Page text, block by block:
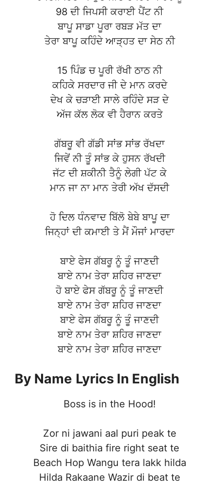
98 ਦੀ ਜਿਪਸੀ ਕਰਾਈ ਪੈਂਟ ਨੀ
ਬਾਪੂ ਸਾਡਾ ਪੂਰਾ ਰਬੜ ਮੱਤ ਦਾ
ਤੇਰਾ ਬਾਪੂ ਕਹਿੰਦੇ ਆੜ੍ਹਤ ਦਾ ਸੇਠ ਨੀ
15 ਪਿੰਡ ਚ ਪੂਰੀ ਰੱਖੀ ਠਾਠ ਨੀ
ਕਹਿਕੇ ਸਰਦਾਰ ਜੀ ਦੇ ਮਾਨ ਕਰਦੇ
ਦੇਖ ਕੇ ਚੜਾਈ ਸਾਲੇ ਰਹਿੰਦੇ ਸੜ ਦੇ
ਅੱਜ ਕੱਲ ਲੋਕ ਵੀ ਹੈਰਾਨ ਕਰਤੇ
ਗੱਬਰੂ ਵੀ ਗੱਡੀ ਸਾਂਭ ਸਾਂਭ ਰੱਖਦਾ
ਜਿਵੇਂ ਨੀ ਤੂੰ ਸਾਂਭ ਕੇ ਹੁਸਨ ਰੱਖਦੀ
ਜੱਟ ਦੀ ਸ਼ਕੀਨੀ ਤੈਨੂੰ ਲੇਗੀ ਪੱਟ ਕੇ
ਮਾਨ ਜਾ ਨਾ ਮਾਨ ਤੇਰੀ ਅੱਖ ਦੱਸਦੀ
ਹੋ ਦਿਲ ਧੰਨਵਾਦ ਬਿੱਲੋ ਬੇਬੇ ਬਾਪੂ ਦਾ
ਜਿਨ੍ਹਾਂ ਦੀ ਕਮਾਈ ਤੇ ਮੈਂ ਮੌਜਾਂ ਮਾਰਦਾ
ਬਾਏ ਫੇਸ ਗੱਬਰੂ ਨੂੰ ਤੂੰ ਜਾਣਦੀ
ਬਾਏ ਨਾਮ ਤੇਰਾ ਸ਼ਹਿਰ ਜਾਣਦਾ
ਹੋ ਬਾਏ ਫੇਸ ਗੱਬਰੂ ਨੂੰ ਤੂੰ ਜਾਣਦੀ
ਬਾਏ ਨਾਮ ਤੇਰਾ ਸ਼ਹਿਰ ਜਾਣਦਾ
ਬਾਏ ਫੇਸ ਗੱਬਰੂ ਨੂੰ ਤੂੰ ਜਾਣਦੀ
ਬਾਏ ਨਾਮ ਤੇਰਾ ਸ਼ਹਿਰ ਜਾਣਦਾ
ਬਾਏ ਨਾਮ ਤੇਰਾ ਸ਼ਹਿਰ ਜਾਣਦਾ
By Name Lyrics In English
Boss is in the Hood!
Zor ni jawani aal puri peak te
Sire di baithia fire right seat te
Beach Hop Wangu tera lakk hilda
Hilda Rakaane Wazir di beat te